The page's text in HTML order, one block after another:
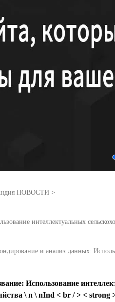
НОВОСТИ>
интеллектуальных
и анализ данных:
Использование
\ n \ nInd < br / > <